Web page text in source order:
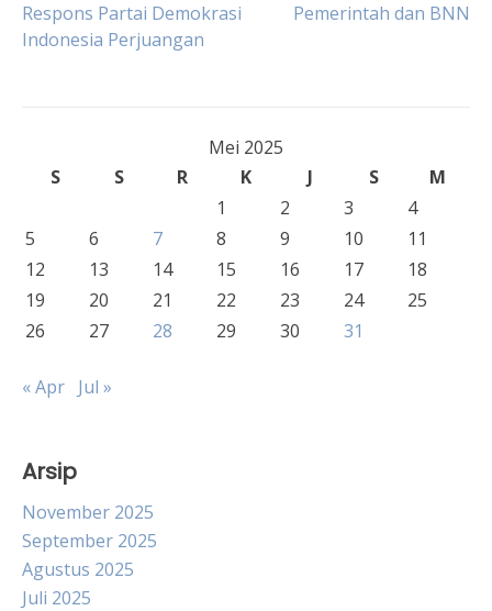
pos
Respons Partai Demokrasi
Indonesia Perjuangan
Pemerintah dan BNN
Mei 2025
S
S R K J S
M
1
2 3
4
5
6 7 8 9 10
11
12
13 14 15 16 17
18
19
20 21 22 23 24
25
26
27 28 29 30 31
« Apr Jul »
Arsip
November 2025
September 2025
Agustus 2025
Juli 2025